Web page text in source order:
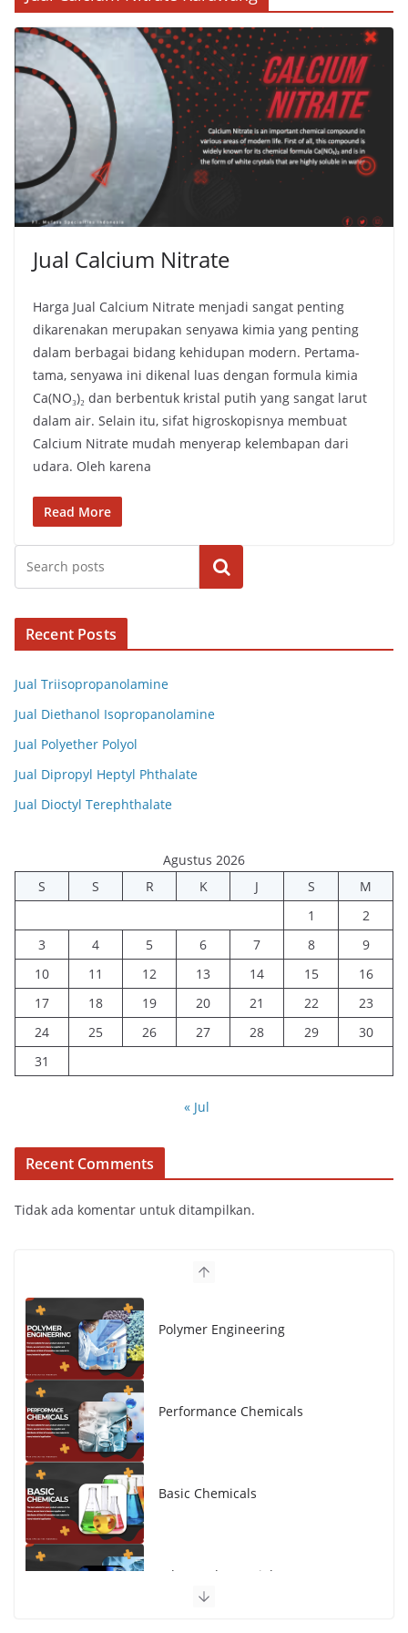
Jual Calcium Nitrate
Harga Jual Calcium Nitrate menjadi sangat penting
dikarenakan merupakan senyawa kimia yang penting
dalam berbagai bidang kehidupan modern. Pertama-
tama, senyawa ini dikenal luas dengan formula kimia
Ca(NO₃)₂ dan berbentuk kristal putih yang sangat larut
dalam air. Selain itu, sifat higroskopisnya membuat
Calcium Nitrate mudah menyerap kelembapan dari
udara. Oleh karena
Read More
Cari
Recent Posts
Jual Triisopropanolamine
Jual Diethanol Isopropanolamine
Jual Polyether Polyol
Jual Dipropyl Heptyl Phthalate
Jual Dioctyl Terephthalate
Agustus 2026
S
S R K J S
M
1
2
3
4 5 6 7 8
9
10
11 12 13 14 15
16
17
18 19 20 21 22
23
24
25 26 27 28 29
30
31
« Jul
Recent Comments
Tidak ada komentar untuk ditampilkan.
Polymer Engineering
Performance Chemicals
Basic Chemicals
Advanced Material